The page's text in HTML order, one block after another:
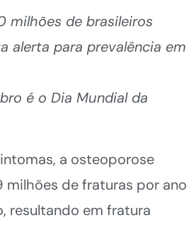
milhões de brasileiros
alerta para prevalência em
é o Dia Mundial da
a osteoporose
milhões de fraturas por ano
resultando em fratura